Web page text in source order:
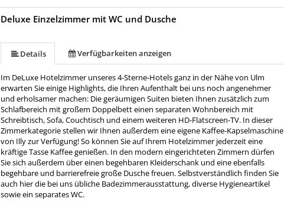
Deluxe Einzelzimmer mit WC und Dusche
Details Verfügbarkeiten anzeigen
Im DeLuxe Hotelzimmer unseres 4-Sterne-Hotels ganz in der Nähe von Ulm
erwarten Sie einige Highlights, die Ihren Aufenthalt bei uns noch angenehmer
und erholsamer machen: Die geräumigen Suiten bieten Ihnen zusätzlich zum
Schlafbereich mit großem Doppelbett einen separaten Wohnbereich mit
Schreibtisch, Sofa, Couchtisch und einem weiteren HD-Flatscreen-TV. In dieser
Zimmerkategorie stellen wir Ihnen außerdem eine eigene Kaffee-Kapselmaschine
von Illy zur Verfügung! So können Sie auf Ihrem Hotelzimmer jederzeit eine
kräftige Tasse Kaffee genießen. In den modern eingerichteten Zimmern dürfen
Sie sich außerdem über einen begehbaren Kleiderschank und eine ebenfalls
begehbare und barrierefreie große Dusche freuen. Selbstverständlich finden Sie
auch hier die bei uns übliche Badezimmerausstattung, diverse Hygieneartikel
sowie ein separates WC.